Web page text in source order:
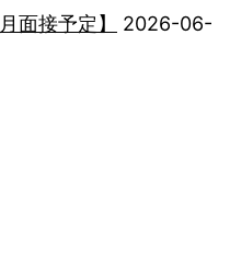
面接予定】
2026-06-